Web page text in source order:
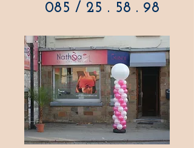
085 / 25 . 58 . 98